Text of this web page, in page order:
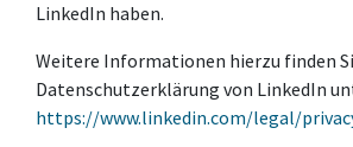
LinkedIn haben.
Weitere Informationen hierzu finden
Datenschutzerklärung von LinkedIn
https://www.linkedin.com/legal/